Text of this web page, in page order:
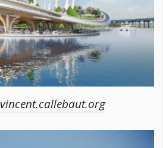
vincent.callebaut.org